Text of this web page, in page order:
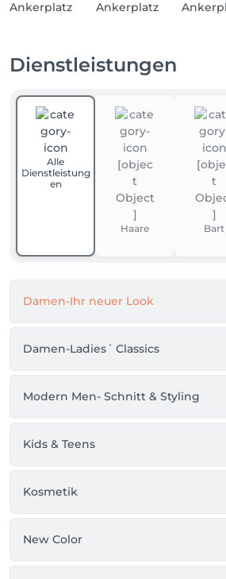
Dienstleistungen
Alle
Dienstleistung
en
Haare Bart
Damen-Ihr neuer Look
Damen-Ladies´ Classics
Modern Men- Schnitt & Styling
Kids & Teens
Kosmetik
New Color